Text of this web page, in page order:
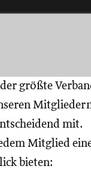
größte
mit.
Mitglied
bieten: